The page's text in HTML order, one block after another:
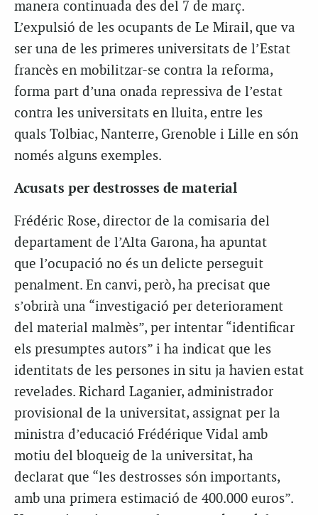
manera continuada des del 7 de març.
L’expulsió de les ocupants de Le Mirail, que va
ser una de les primeres universitats de l’Estat
francès en mobilitzar-se contra la reforma,
forma part d’una onada repressiva de l’estat
contra les universitats en lluita, entre les
quals Tolbiac, Nanterre, Grenoble i Lille en són
només alguns exemples.
Acusats per destrosses de material
Frédéric Rose, director de la comisaria del
departament de l’Alta Garona, ha apuntat
que l’ocupació no és un delicte perseguit
penalment. En canvi, però, ha precisat que
s’obrirà una “investigació per deteriorament
del material malmès”, per intentar “identificar
els presumptes autors” i ha indicat que les
identitats de les persones in situ ja havien estat
revelades. Richard Laganier, administrador
provisional de la universitat, assignat per la
ministra d’educació Frédérique Vidal amb
motiu del bloqueig de la universitat, ha
declarat que “les destrosses són importants,
amb una primera estimació de 400.000 euros”.